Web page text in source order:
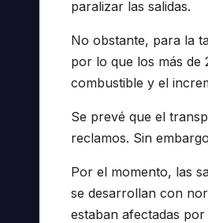
paralizar las salidas.
No obstante, para la
por lo que los más de
combustible y el
Se prevé que el
reclamos. Sin
Por el momento, las
se desarrollan con
estaban afectadas